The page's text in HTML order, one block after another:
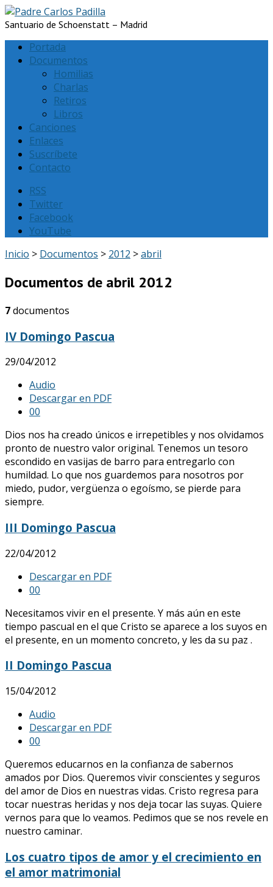
Santuario de Schoenstatt – Madrid
Portada
Documentos
Homilias
Charlas
Retiros
Libros
Canciones
Enlaces
Suscríbete
Contacto
RSS
Twitter
Facebook
YouTube
Inicio > Documentos > 2012 >abril
Documentos de abril 2012
7documentos
IV Domingo Pascua
29/04/2012
Audio
Descargar en PDF
00
Dios nos ha creado únicos e irrepetibles y nos olvidamos
pronto de nuestro valor original. Tenemos un tesoro
escondido en vasijas de barro para entregarlo con
humildad. Lo que nos guardemos para nosotros por
miedo, pudor, vergüenza o egoísmo, se pierde para
siempre.
III Domingo Pascua
22/04/2012
Descargar en PDF
00
Necesitamos vivir en el presente. Y más aún en este
tiempo pascual en el que Cristo se aparece a los suyos en
el presente, en un momento concreto, y les da su paz .
II Domingo Pascua
15/04/2012
Audio
Descargar en PDF
00
Queremos educarnos en la confianza de sabernos
amados por Dios. Queremos vivir conscientes y seguros
del amor de Dios en nuestras vidas. Cristo regresa para
tocar nuestras heridas y nos deja tocar las suyas. Quiere
vernos para que lo veamos. Pedimos que se nos revele en
nuestro caminar.
Los cuatro tipos de amor y el crecimiento en
el amor matrimonial